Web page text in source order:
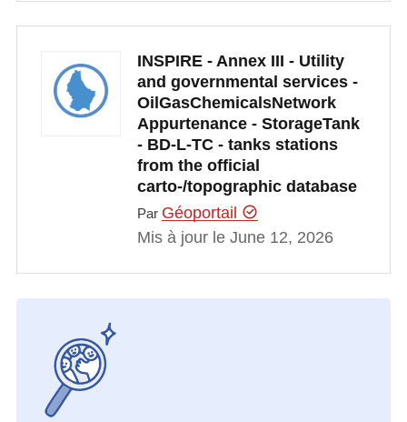
INSPIRE - Annex III - Utility
and governmental services -
OilGasChemicalsNetwork
Appurtenance - StorageTank
- BD-L-TC - tanks stations
from the official
carto-/topographic database
Par Géoportail
Mis à jour le June 12, 2026